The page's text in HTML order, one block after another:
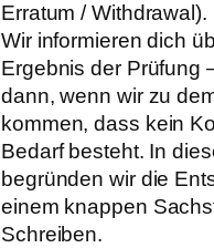
Erratum / Withdrawal).
Wir informieren dich
Ergebnis der Prüfung
dann, wenn wir zu
kommen, dass kein
Bedarf besteht. In
begründen wir die
einem knappen
Schreiben.